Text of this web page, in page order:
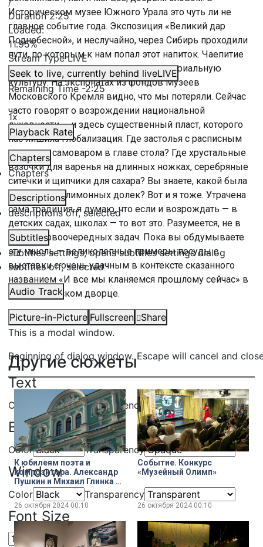
Duration2:25
Loaded:
11.95%
Stream TypeLIVE
Seek to live, currently behind liveLIVE
Remaining Time-2:25
1x
Playback Rate
Chapters
Chapters
Descriptions
descriptions off, selected
Subtitles
subtitles settings, opens subtitles settings dialog
subtitles off, selected
Audio Track
Picture-in-Picture Fullscreen
Share
This is a modal window.
Beginning of dialog window. Escape will cancel and
Text
Color Transparency
Background
Color Transparency
Window
Color Transparency
Font Size
Историческом музее Южного Урала это чуть ли не
главное событие года. Экспозиция «Великий дар
Поднебесной», и неслучайно, через Сибирь проходили
пути, по которым к нам попал этот напиток. Чаепитие
вызвало к жизни великолепную материальную
культуру. На экспонатах из фондов Музеев
Московского Кремля видно, что мы потеряли. Сейчас
часто говорят о возрождении национальной
духовности — и здесь существенный пласт, которого
нас лишила глобализация. Где застолья с расписным
тульским самоваром в главе стола? Где хрустальные
вазочки для варенья на длинных ножках, серебряные
ситечки и щипчики для сахара? Вы знаете, какой была
вилочка для лимонных долек? Вот и я тоже. Утрачена
сама традиция, я думаю, что если и возрождать — в
детских садах, школах — то вот это. Разумеется, не в
числе первоочередных задач. Пока вы обдумываете
эту мысль — великолепные примеры посуды с
выставки с очень удачным в контексте сказанного
названием «И все мы кланяемся прошлому сейчас» в
Шереметевском дворце.
Другие сюжеты
К юбилеям поэта и
композитора. Александр
Пушкин и Михаил Глинка —
содружество муз и
совпадение судеб
26 октября 2024 00:10
Событие. Конкурс
«Музейный Олимп»
26 октября 2024 00:10